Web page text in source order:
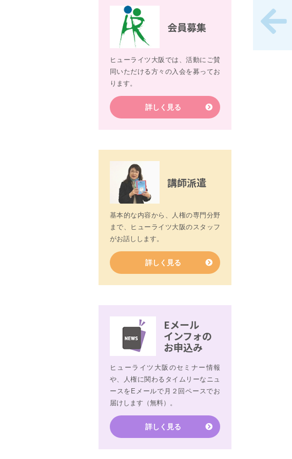
会員募集
ヒューライツ大阪では、活動にご賛
同いただける方々の入会を募ってお
ります。
詳しく見る
講師派遣
基本的な内容から、人権の専門分野
まで、ヒューライツ大阪のスタッフ
がお話しします。
詳しく見る
Eメール
インフォの
お申込み
ヒューライツ大阪のセミナー情報
や、人権に関わるタイムリーなニュ
ースをEメールで月２回ペースでお
届けします（無料）。
詳しく見る